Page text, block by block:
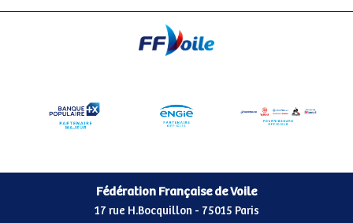
Fédération Française de Voile
17 rue H.Bocquillon - 75015 Paris